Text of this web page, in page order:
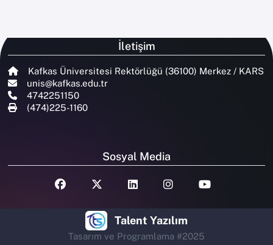
İletişim
Kafkas Üniversitesi Rektörlüğü (36100) Merkez / KARS
unis@kafkas.edu.tr
4742251150
(474)225-1160
Sosyal Media
Talent Yazılım
Tasarım ve Programlama #2025